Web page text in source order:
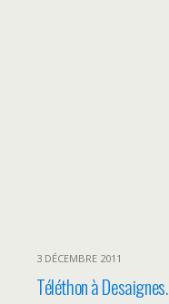
3 DÉCEMBRE 2011
Téléthon à Desaignes.